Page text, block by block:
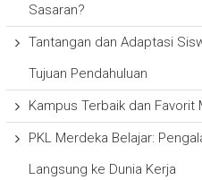
Sasaran?
Tantangan dan Adaptasi
Tujuan Pendahuluan
Kampus Terbaik dan Favorit
PKL Merdeka Belajar:
Langsung ke Dunia Kerja